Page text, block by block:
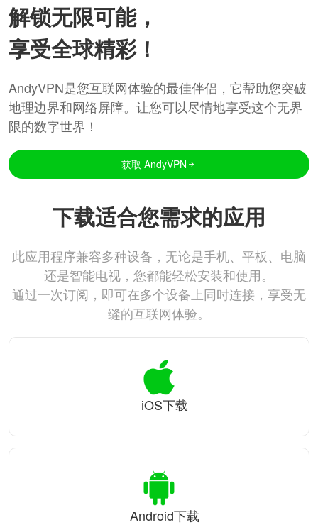
解锁无限可能，
享受全球精彩！
AndyVPN是您互联网体验的最佳伴侣，它帮助您突破
地理边界和网络屏障。让您可以尽情地享受这个无界
限的数字世界！
获取 AndyVPN
下载适合您需求的应用
此应用程序兼容多种设备，无论是手机、平板、电脑
还是智能电视，您都能轻松安装和使用。
通过一次订阅，即可在多个设备上同时连接，享受无
缝的互联网体验。
iOS下载
Android下载